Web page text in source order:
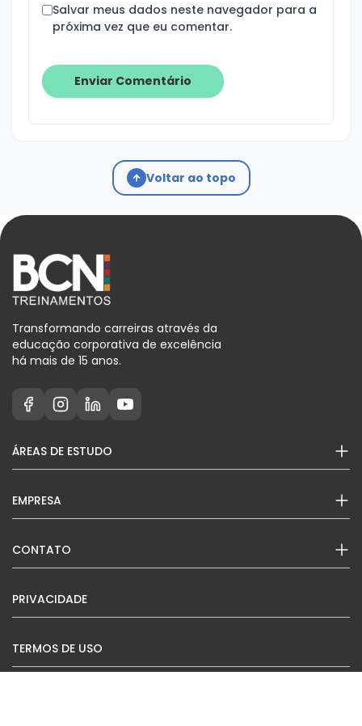
Salvar meus dados neste navegador para a
próxima vez que eu comentar.
Voltar ao topo
Transformando carreiras através da
educação corporativa de excelência
há mais de 15 anos.
ÁREAS DE ESTUDO
EMPRESA
CONTATO
PRIVACIDADE
TERMOS DE USO